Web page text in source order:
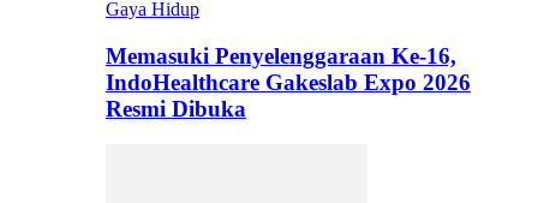
Gaya Hidup
Memasuki Penyelenggaraan Ke-16,
IndoHealthcare Gakeslab Expo 2026
Resmi Dibuka